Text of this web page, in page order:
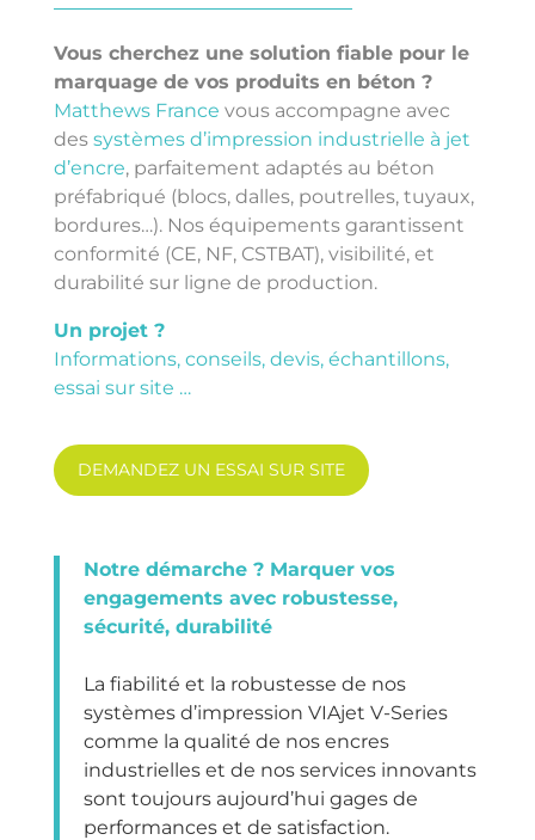
Vous cherchez une solution fiable pour le
marquage de vos produits en béton ?
Matthews France vous accompagne avec
des systèmes d’impression industrielle à jet
d’encre, parfaitement adaptés au béton
préfabriqué (blocs, dalles, poutrelles, tuyaux,
bordures…). Nos équipements garantissent
conformité (CE, NF, CSTBAT), visibilité, et
durabilité sur ligne de production.
Un projet ?
Informations, conseils, devis, échantillons,
essai sur site …
DEMANDEZ UN ESSAI SUR SITE
Notre démarche ? Marquer vos
engagements avec robustesse,
sécurité, durabilité
La fiabilité et la robustesse de nos
systèmes d’impression VIAjet V-Series
comme la qualité de nos encres
industrielles et de nos services innovants
sont toujours aujourd’hui gages de
performances et de satisfaction.